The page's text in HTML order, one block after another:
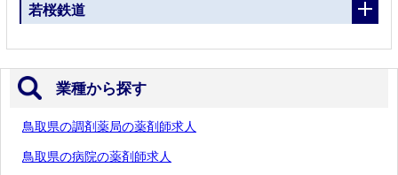
若桜鉄道
業種から探す
鳥取県の調剤薬局の薬剤師求人
鳥取県の病院の薬剤師求人